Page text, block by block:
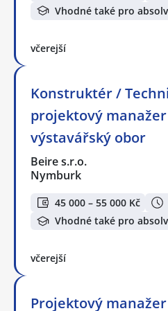
Vhodné také pro
včerejší
Konstruktér /
projektový manažer
výstavářský obor
Beire s.r.o.
Nymburk
45 000 – 55 000 Kč
Vhodné také pro
včerejší
Projektový